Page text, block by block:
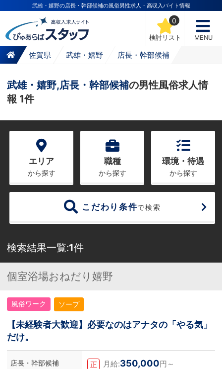
武雄・嬉野の店長・幹部候補の風俗男性求人・高収入バイト情報
検討リスト
0
MENU
佐賀県 武雄・嬉野 店長・幹部候補
武雄・嬉野,店長・幹部候補の男性風俗求人情
報 1件
エリア
から探す
職種
から探す
環境・待遇
から探す
こだわり条件で検索
検索結果一覧:1件
個室浴場おねだり嬉野
風俗ワーク ソープ
【未経験者大歓迎】必要なのはアナタの「やる気」
だけ。
店長・幹部候補 正 月給:350,000円～